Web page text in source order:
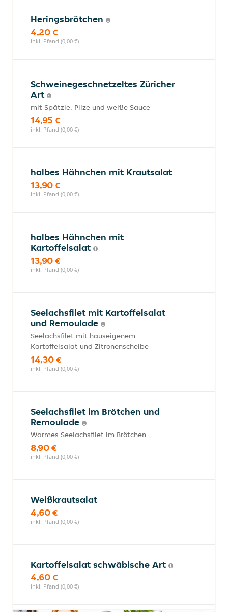
Heringsbrötchen
4,20 €
inkl. Pfand (0,00 €)
Schweinegeschnetzeltes Züricher
Art
mit Spätzle, Pilze und weiße Sauce
14,95 €
inkl. Pfand (0,00 €)
halbes Hähnchen mit Krautsalat
13,90 €
inkl. Pfand (0,00 €)
halbes Hähnchen mit
Kartoffelsalat
13,90 €
inkl. Pfand (0,00 €)
Seelachsfilet mit Kartoffelsalat
und Remoulade
Seelachsfilet mit hauseigenem
Kartoffelsalat und Zitronenscheibe
14,30 €
inkl. Pfand (0,00 €)
Seelachsfilet im Brötchen und
Remoulade
Warmes Seelachsfilet im Brötchen
8,90 €
inkl. Pfand (0,00 €)
Weißkrautsalat
4,60 €
inkl. Pfand (0,00 €)
Kartoffelsalat schwäbische Art
4,60 €
inkl. Pfand (0,00 €)